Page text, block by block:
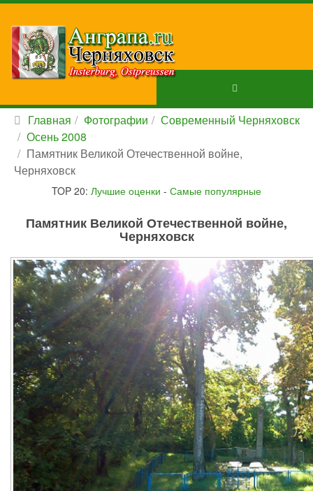
Главная Фотографии
Современный Черняховск
Осень 2008
Памятник Великой Отечественной войне,
Черняховск
TOP 20: Лучшие оценки - Самые популярные
Памятник Великой Отечественной войне,
Черняховск